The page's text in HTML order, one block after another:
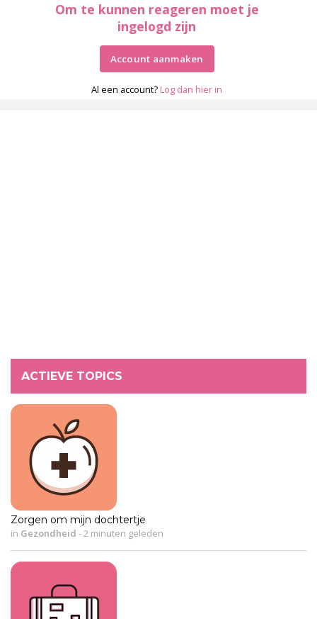
Om te kunnen reageren moet je
ingelogd zijn
Account aanmaken
Al een account? Log dan hier in
ACTIEVE TOPICS
Zorgen om mijn dochtertje
in Gezondheid -2 minuten geleden